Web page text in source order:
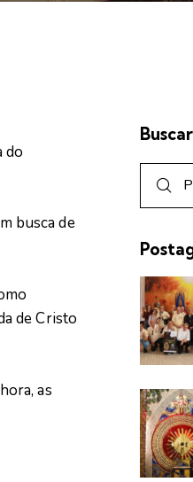
do
busca de
de Cristo
as
Buscar